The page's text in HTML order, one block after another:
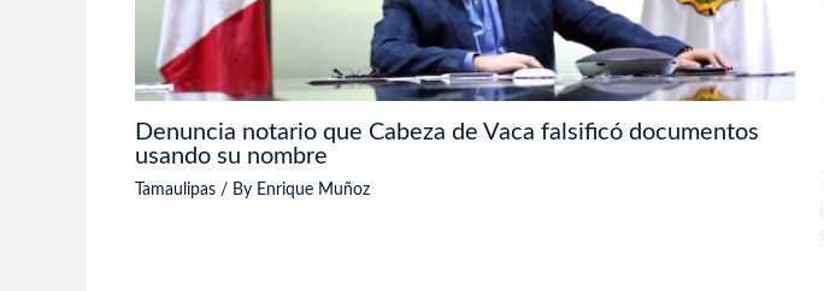
Denuncia notario que Cabeza de Vaca falsificó documentos
usando su nombre
Tamaulipas / By Enrique Muñoz